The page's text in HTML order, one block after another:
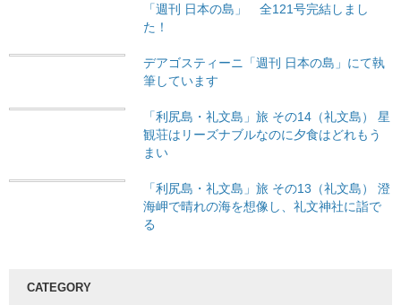
「週刊 日本の島」 全121号完結しまし
た！
デアゴスティーニ「週刊 日本の島」にて執
筆しています
「利尻島・礼文島」旅 その14（礼文島） 星
観荘はリーズナブルなのに夕食はどれもう
まい
「利尻島・礼文島」旅 その13（礼文島） 澄
海岬で晴れの海を想像し、礼文神社に詣で
る
CATEGORY